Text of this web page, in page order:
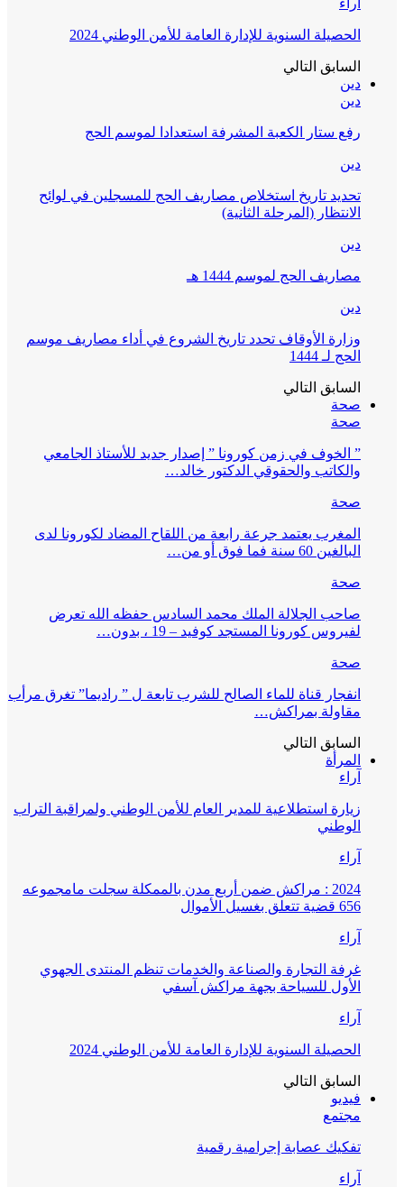
آراء
الحصيلة السنوية للإدارة العامة للأمن الوطني 2024
السابق التالي
دين
دين
رفع ستار الكعبة المشرفة استعدادا لموسم الحج
دين
تحديد تاريخ استخلاص مصاريف الحج للمسجلين في لوائح
الانتظار (المرحلة الثانية)
دين
مصاريف الحج لموسم 1444 هـ
دين
وزارة الأوقاف تحدد تاريخ الشروع في أداء مصاريف موسم
الحج لـ 1444
السابق التالي
صحة
صحة
” الخوف في زمن كورونا ” إصدار جديد للأستاذ الجامعي
والكاتب والحقوقي الدكتور خالد…
صحة
المغرب يعتمد جرعة رابعة من اللقاح المضاد لكورونا لدى
البالغين 60 سنة فما فوق أو من…
صحة
صاحب الجلالة الملك محمد السادس حفظه الله تعرض
لفيروس كورونا المستجد كوفيد – 19 ، بدون…
صحة
انفجار قناة للماء الصالح للشرب تابعة ل ” راديما” تغرق مرأب
مقاولة بمراكش…
السابق التالي
المرأة
آراء
زيارة استطلاعية للمدير العام للأمن الوطني ولمراقبة التراب
الوطني
آراء
2024 : مراكش ضمن أربع مدن بالممكلة سجلت مامجموعه
656 قضية تتعلق بغسيل الأموال
آراء
غرفة التجارة والصناعة والخدمات تنظم المنتدى الجهوي
الأول للسياحة بجهة مراكش آسفي
آراء
الحصيلة السنوية للإدارة العامة للأمن الوطني 2024
السابق التالي
فيديو
مجتمع
تفكيك عصابة إجرامية رقمية
آراء